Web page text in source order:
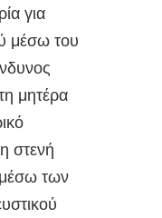
για
μέσω του
μητέρα
στενή
των